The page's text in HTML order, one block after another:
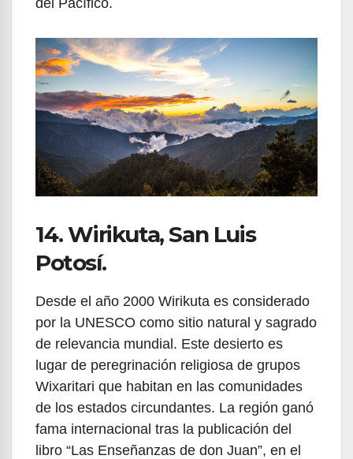
14. Wirikuta, San Luis
Potosí.
Desde el año 2000 Wirikuta es considerado
por la UNESCO como sitio natural y sagrado
de relevancia mundial. Este desierto es
lugar de peregrinación religiosa de grupos
Wixaritari que habitan en las comunidades
de los estados circundantes. La región ganó
fama internacional tras la publicación del
libro “Las Enseñanzas de don Juan”, en el